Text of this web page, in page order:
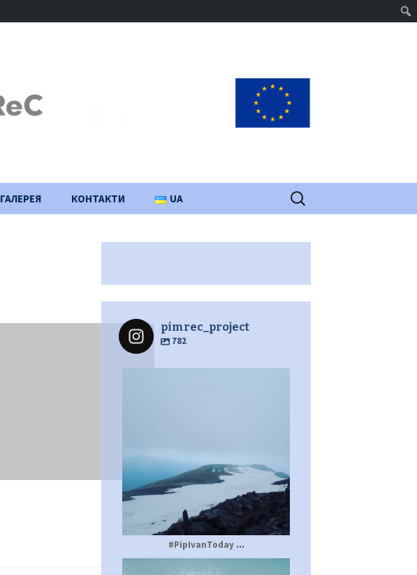
ГАЛЕРЕЯ КОНТАКТИ UA Пошук:
pimrec_project
782
#PipIvanToday ...